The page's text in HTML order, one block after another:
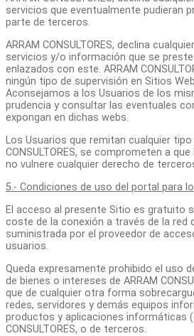
servicios que eventualmente pudieran
parte de terceros.
ARRAM CONSULTORES, declina
servicios y/o información que se
enlazados con este. ARRAM
ningún tipo de supervisión en Sitios
Aconsejamos a los Usuarios de los
prudencia y consultar las eventuales
expongan en dichas webs.
Los Usuarios que remitan cualquier
CONSULTORES, se comprometen a
no vulnere cualquier derecho de
5.- Condiciones de uso del portal para
El acceso al presente Sitio es gratuito
coste de la conexión a través de la red
suministrada por el proveedor de
usuarios.
Queda expresamente prohibido el uso
de bienes o intereses de ARRAM
que de cualquier otra forma
redes, servidores y demás equipos
productos y aplicaciones informáticas
CONSULTORES, o de terceros.